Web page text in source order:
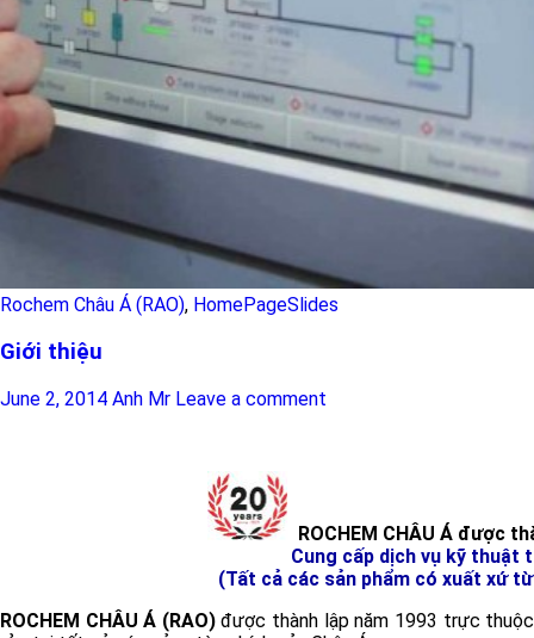
Rochem Châu Á (RAO), HomePageSlides
Giới thiệu
June 2, 2014 Anh Mr Leave a comment
ROCHEM CHÂU Á được
Cung cấp dịch vụ kỹ thuật
(Tất cả các sản phẩm có xuất xứ
ROCHEM CHÂU Á (RAO)được thành lập năm 1993 trực